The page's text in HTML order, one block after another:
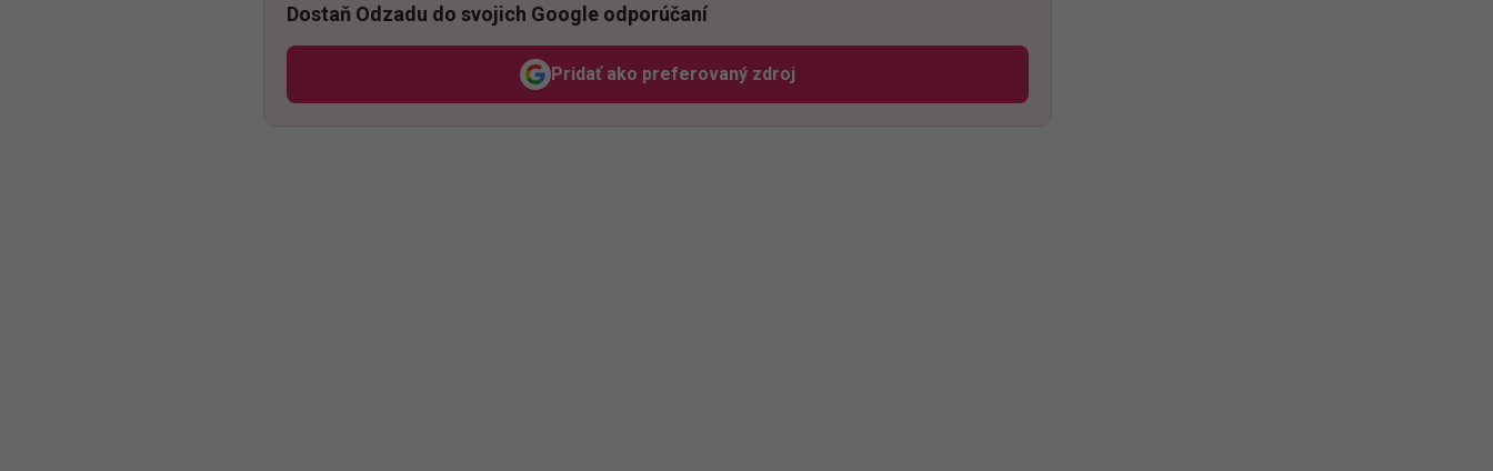
Dostaň Odzadu do svojich Google odporúčaní
Pridať ako preferovaný zdroj
Odzadu, odkaz sa otvorí v novom okne